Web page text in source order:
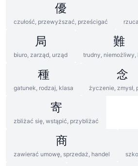
優
czułość, przewyższać, prześcigać
局
biuro, zarząd, urząd
難
trudny, niemożliwy,
種
gatunek, rodzaj, klasa
念
życzenie, zmysł,
寄
zbliżać się, wstąpić, przybliżać
商
zawierać umowę, sprzedaż, handel